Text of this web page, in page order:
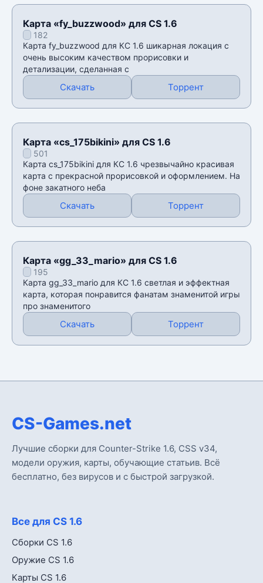
Карта «fy_buzzwood» для CS 1.6
182
Карта fy_buzzwood для КС 1.6 шикарная локация с
очень высоким качеством прорисовки и
детализации, сделанная с
Скачать Торрент
Карта «cs_175bikini» для CS 1.6
501
Карта cs_175bikini для КС 1.6 чрезвычайно красивая
карта с прекрасной прорисовкой и оформлением. На
фоне закатного неба
Скачать Торрент
Карта «gg_33_mario» для CS 1.6
195
Карта gg_33_mario для КС 1.6 светлая и эффектная
карта, которая понравится фанатам знаменитой игры
про знаменитого
Скачать Торрент
CS-Games.net
Лучшие сборки для Counter-Strike 1.6, CSS v34,
модели оружия, карты, обучающие статьив. Всё
бесплатно, без вирусов и с быстрой загрузкой.
Все для CS 1.6
Сборки CS 1.6
Оружие CS 1.6
Карты CS 1.6